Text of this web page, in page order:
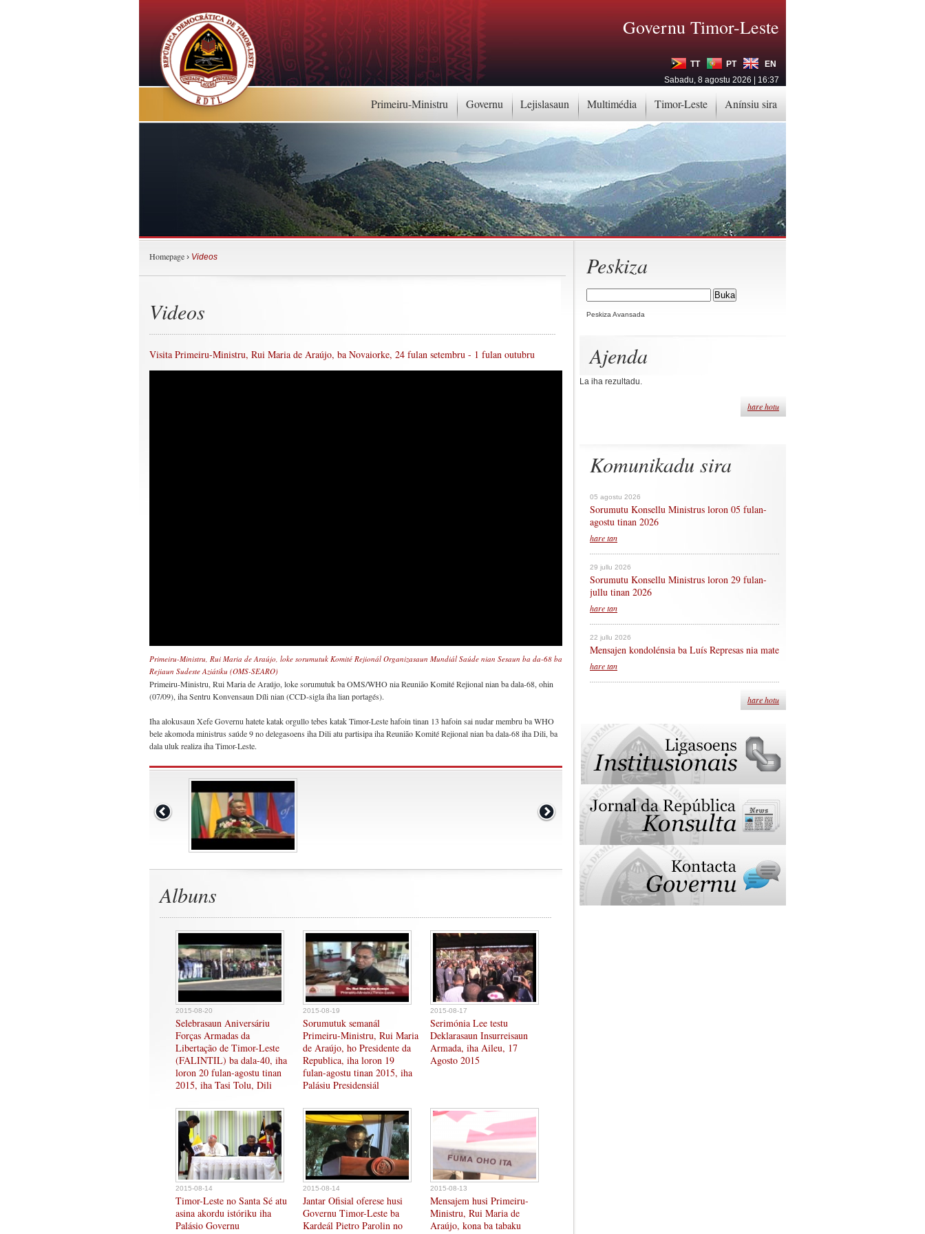
Primeiru-Ministru Governu Lejislasaun Multimédia Timor-Leste Anínsiu sira
Governu Timor-Leste
TT PT
EN
Sabadu, 8 agostu 2026 | 16:37
Peskiza
Peskiza Avansada
Ajenda
La iha rezultadu.
hare hotu
Komunikadu sira
05 agostu 2026
Sorumutu Konsellu Ministrus loron 05 fulan-
agostu tinan 2026
hare tan
29 jullu 2026
Sorumutu Konsellu Ministrus loron 29 fulan-
jullu tinan 2026
hare tan
22 jullu 2026
Mensajen kondolénsia ba Luís Represas nia mate
hare tan
hare hotu
Homepage › Videos
Videos
Visita Primeiru-Ministru, Rui Maria de Araújo, ba Novaiorke, 24 fulan setembru - 1 fulan outubru
Primeiru-Ministru, Rui Maria de Araújo, loke sorumutuk Komité Rejionál Organizasaun Mundiál Saúde nian Sesaun ba da-68 ba
Rejiaun Sudeste Aziátiku (OMS-SEARO)
Primeiru-Ministru, Rui Maria de Araújo, loke sorumutuk ba OMS/WHO nia Reunião Komité Rejional nian ba dala-68, ohin
(07/09), iha Sentru Konvensaun Díli nian (CCD-sigla iha lian portagés).
Iha alokusaun Xefe Governu hatete katak orgullo tebes katak Timor-Leste hafoin tinan 13 hafoin sai nudar membru ba WHO
bele akomoda ministrus saúde 9 no delegasoens iha Dili atu partisipa iha Reunião Komité Rejional nian ba dala-68 iha Dili, ba
dala uluk realiza iha Timor-Leste.
Albuns
2015-08-20
Selebrasaun Aniversáriu
Forças Armadas da
Libertação de Timor-Leste
(FALINTIL) ba dala-40, iha
loron 20 fulan-agostu tinan
2015, iha Tasi Tolu, Dili
2015-08-19
Sorumutuk semanál
Primeiru-Ministru, Rui Maria
de Araújo, ho Presidente da
Republica, iha loron 19
fulan-agostu tinan 2015, iha
Palásiu Presidensiál
2015-08-17
Serimónia Lee testu
Deklarasaun Insurreisaun
Armada, iha Aileu, 17
Agosto 2015
2015-08-14
Timor-Leste no Santa Sé atu
asina akordu istóriku iha
Palásio Governu
2015-08-14
Jantar Ofisial oferese husi
Governu Timor-Leste ba
Kardeál Pietro Parolin no
2015-08-13
Mensajem husi Primeiru-
Ministru, Rui Maria de
Araújo, kona ba tabaku